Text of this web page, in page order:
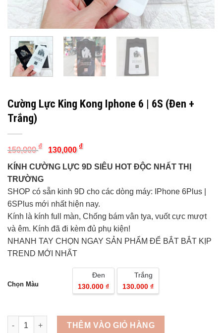
Cường Lực King Kong Iphone 6 | 6S (Đen +
Trắng)
150,000₫
Original
price
was:
150,000 ₫.
130,000 ₫Current
is:
130,000 ₫.
KÍNH CƯỜNG LỰC 9D SIÊU HOT ĐỘC NHẤT THỊ
TRƯỜNG
SHOP có sẵn kinh 9D cho các dòng máy: IPhone 6Plus |
6SPlus mới nhất hiện nay.
Kính là kính full màn, Chống bám vân tya, vuốt cực mượt
và êm. Kính đã đi kèm đủ phụ kiện!
NHANH TAY CHỌN NGAY SẢN PHẨM ĐỂ BẮT BẮT KỊP
TREND MỚI NHẤT
Chọn Màu
Đen
130.000 ₫
Trắng
130.000 ₫
Quantity
THÊM VÀO GIỎ HÀNG